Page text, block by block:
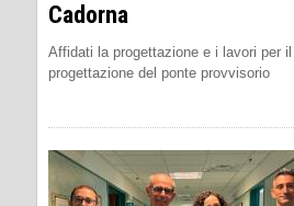
Cadorna
Affidati la progettazione e i lavori per
progettazione del ponte provvisorio